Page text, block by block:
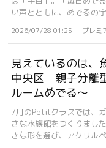
い声とともに、めでるの
2026/07/28 01:25 プレミ
見えているのは
中央区 親子分離
ルームめでる〜
7月のPetitクラスでは、
さな水族館をつくりまし
きな形を選び、アクリル